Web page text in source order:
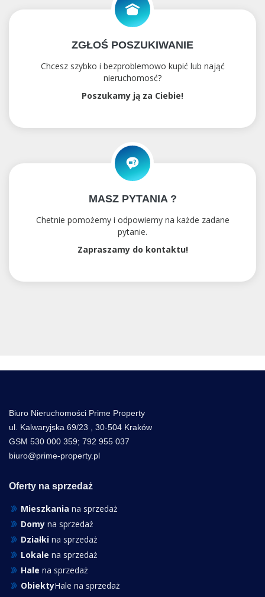
ZGŁOŚ POSZUKIWANIE
Chcesz szybko i bezproblemowo kupić lub nająć
nieruchomosć?
Poszukamy ją za Ciebie!
MASZ PYTANIA ?
Chetnie pomożemy i odpowiemy na każde zadane
pytanie.
Zapraszamy do kontaktu!
Biuro Nieruchomości Prime Property
ul. Kalwaryjska 69/23 , 30-504 Kraków
GSM 530 000 359; 792 955 037
biuro@prime-property.pl
Oferty na sprzedaż
Mieszkania na sprzedaż
Domy na sprzedaż
Działki na sprzedaż
Lokale na sprzedaż
Hale na sprzedaż
ObiektyHale na sprzedaż